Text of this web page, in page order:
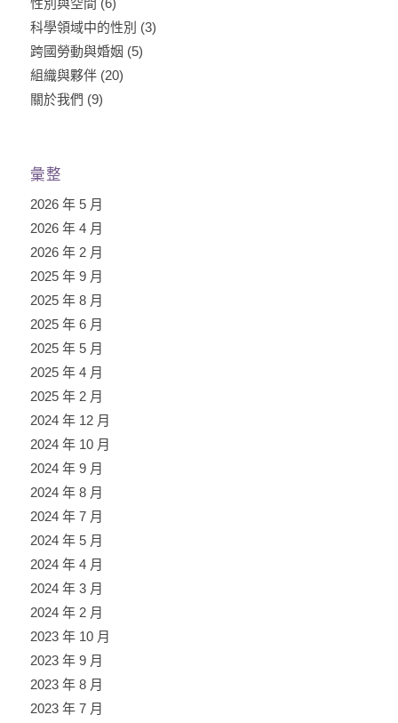
科學領域中的性別 (3)
跨國勞動與婚姻 (5)
組織與夥伴(20)
關於我們 (9)
彙整
2026 年 5 月
2026 年 4 月
2026 年 2 月
2025 年 9 月
2025 年 8 月
2025 年 6 月
2025 年 5 月
2025 年 4 月
2025 年 2 月
2024 年 12 月
2024 年 10 月
2024 年 9 月
2024 年 8 月
2024 年 7 月
2024 年 5 月
2024 年 4 月
2024 年 3 月
2024 年 2 月
2023 年 10 月
2023 年 9 月
2023 年 8 月
2023 年 7 月